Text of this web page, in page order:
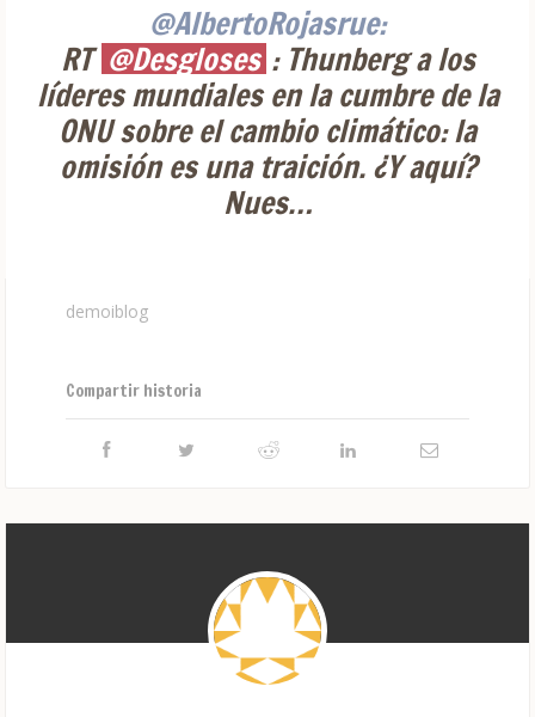
@AlbertoRojasrue:
RT @Desgloses : Thunberg a los
líderes mundiales en la cumbre de la
ONU sobre el cambio climático: la
omisión es una traición. ¿Y aquí?
Nues…
demoiblog
Compartir historia